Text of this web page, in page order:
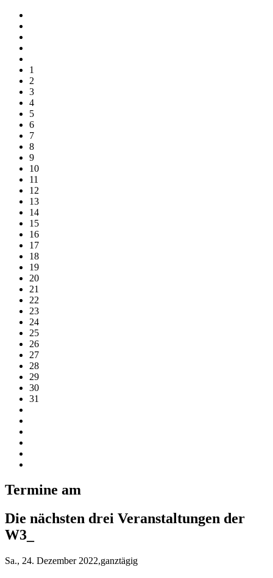
1
2
3
4
5
6
7
8
9
10
11
12
13
14
15
16
17
18
19
20
21
22
23
24
25
26
27
28
29
30
31
Termine am
Die nächsten drei Veranstaltungen der
W3_
Sa., 24. Dezember 2022,ganztägig